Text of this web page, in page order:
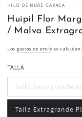
HILO DE NUBE OAXACA
Huipil Flor
/ Malva
Los gastos de envío se calculan
TALLA
Talla Extragrande
Talla Extragrande